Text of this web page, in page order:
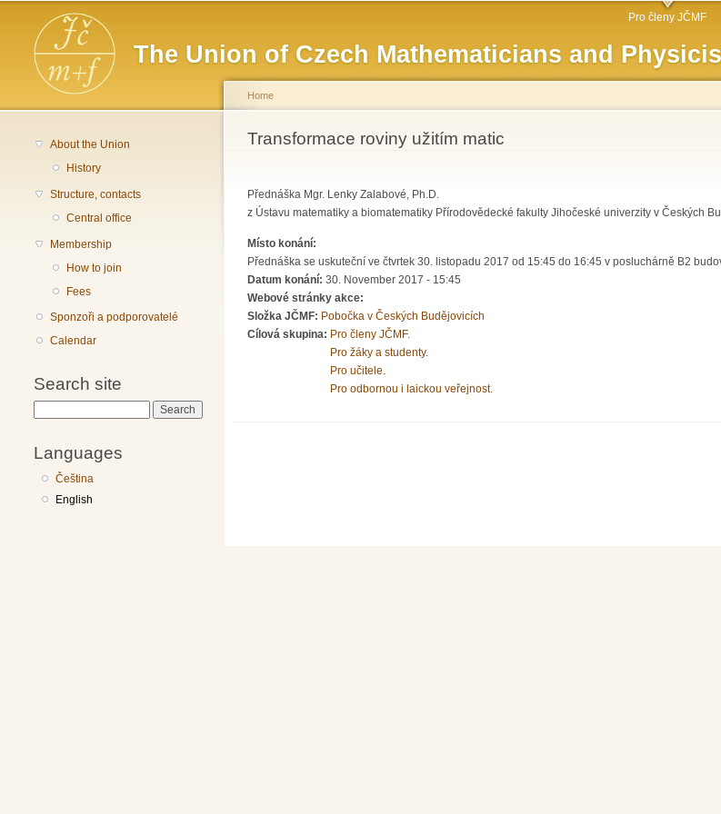
The Union of Czech Mathematicians and
Main menu Pro členy JČMF
About the Union
History
Structure, contacts
Central office
Membership
How to join
Fees
Sponzoři a podporovatelé
Calendar
Search site
Languages
Čeština
English
You are here
Home
Transformace roviny užitím matic
Přednáška Mgr. Lenky Zalabové, Ph.D.
z Ústavu matematiky a biomatematiky Přírodovědecké fakulty Jihočeské univerzity v Českých
Místo konání:
Přednáška se uskuteční ve čtvrtek 30. listopadu 2017 od 15:45 do 16:45 v posluchárně B2
Datum konání: 30. November 2017 - 15:45
Webové stránky akce:
Složka JČMF: Pobočka v Českých Budějovicích
Cílová skupina: Pro členy JČMF.
Pro žáky a studenty.
Pro učitele.
Pro odbornou i laickou veřejnost.